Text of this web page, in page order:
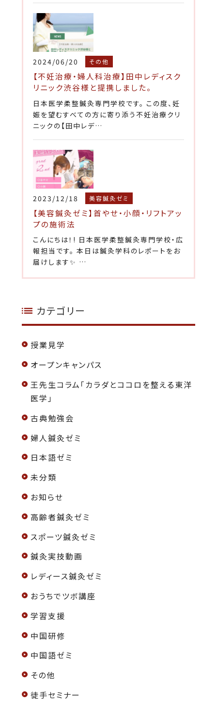
2024/06/20 その他
【不妊治療・婦人科治療】田中レディスク
リニック渋谷様と提携しました。
日本医学柔整鍼灸専門学校です。 この度、妊
娠を望むすべての方に寄り添う不妊治療クリ
ニックの【田中レデ…
2023/12/18 美容鍼灸ゼミ
【美容鍼灸ゼミ】首やせ・小顔・リフトアッ
プの施術法
こんにちは！! 日本医学柔整鍼灸専門学校・広
報担当です。 本日は鍼灸学科のレポートをお
届けします✨ …
カテゴリー
授業見学
オープンキャンパス
王先生コラム「カラダとココロを整える東洋
医学」
古典勉強会
婦人鍼灸ゼミ
日本語ゼミ
未分類
お知らせ
高齢者鍼灸ゼミ
スポーツ鍼灸ゼミ
鍼灸実技動画
レディース鍼灸ゼミ
おうちでツボ講座
学習支援
中国研修
中国語ゼミ
その他
徒手セミナー